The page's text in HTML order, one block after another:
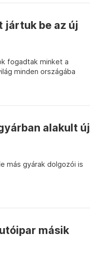
jártuk be az új
fogadtak minket a
minden országába
alakult új
más gyárak dolgozói is
másik